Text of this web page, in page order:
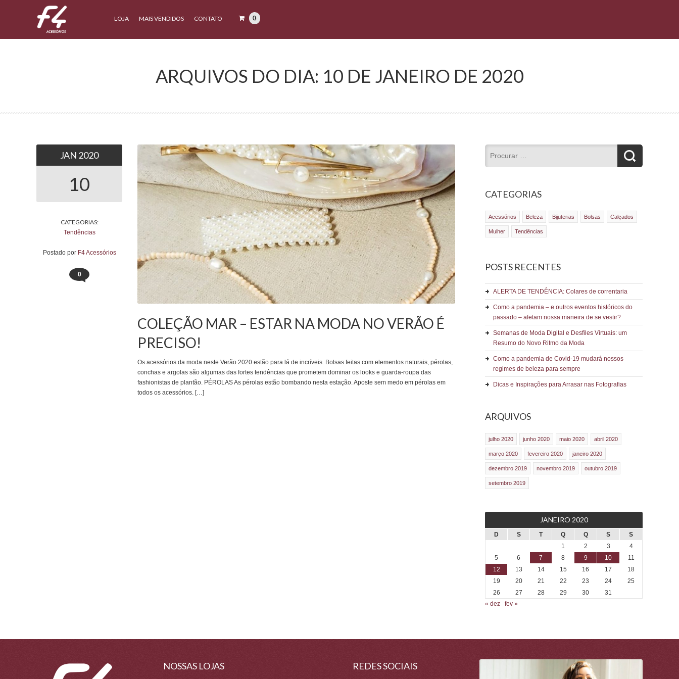
LOJA MAIS VENDIDOS CONTATO 0
ARQUIVOS DO DIA: 10 DE JANEIRO DE 2020
JAN 2020
10
CATEGORIAS:
Tendências
COLEÇÃO MAR – ESTAR NA MODA NO VERÃO É
PRECISO!
Os acessórios da moda neste Verão 2020 estão para lá de incríveis. Bolsas feitas com elementos naturais, pérolas,
conchas e argolas são algumas das fortes tendências que prometem dominar os looks e guarda-roupa das
fashionistas de plantão. PÉROLAS As pérolas estão bombando nesta estação. Aposte sem medo em pérolas em
todos os acessórios. […]
Postado por F4 Acessórios
0
CATEGORIAS
Acessórios Beleza Bijuterias Bolsas Calçados
Mulher Tendências
POSTS RECENTES
ALERTA DE TENDÊNCIA: Colares de correntaria
Como a pandemia – e outros eventos históricos do
passado – afetam nossa maneira de se vestir?
Semanas de Moda Digital e Desfiles Virtuais: um
Resumo do Novo Ritmo da Moda
Como a pandemia de Covid-19 mudará nossos
regimes de beleza para sempre
Dicas e Inspirações para Arrasar nas Fotografias
ARQUIVOS
julho 2020 junho 2020 maio 2020 abril 2020
março 2020 fevereiro 2020 janeiro 2020
dezembro 2019 novembro 2019 outubro 2019
setembro 2019
JANEIRO 2020
D S T Q Q S
S
1
2 3
4
5
6 7 8 9 10
11
12
13 14 15 16 17
18
19
20 21 22 23 24
25
26
27 28 29 30
31
« dez
fev »
NOSSAS LOJAS REDES SOCIAIS